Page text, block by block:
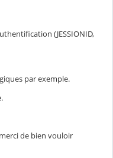
(JESSIONID,
par exemple.
de bien vouloir